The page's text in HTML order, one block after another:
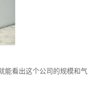
能看出这个公司的规模和气